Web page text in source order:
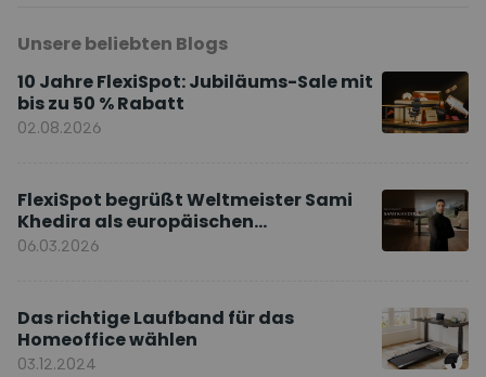
Unsere beliebten Blogs
10 Jahre FlexiSpot: Jubiläums-Sale mit
bis zu 50 % Rabatt
02.08.2026
FlexiSpot begrüßt Weltmeister Sami
Khedira als europäischen
Markenbotschafter
06.03.2026
Das richtige Laufband für das
Homeoffice wählen
03.12.2024